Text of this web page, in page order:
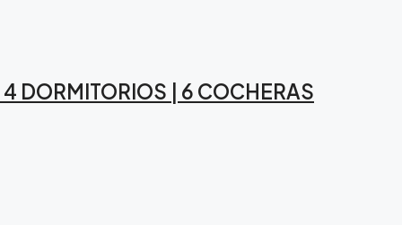
DORMITORIOS | 6 COCHERAS